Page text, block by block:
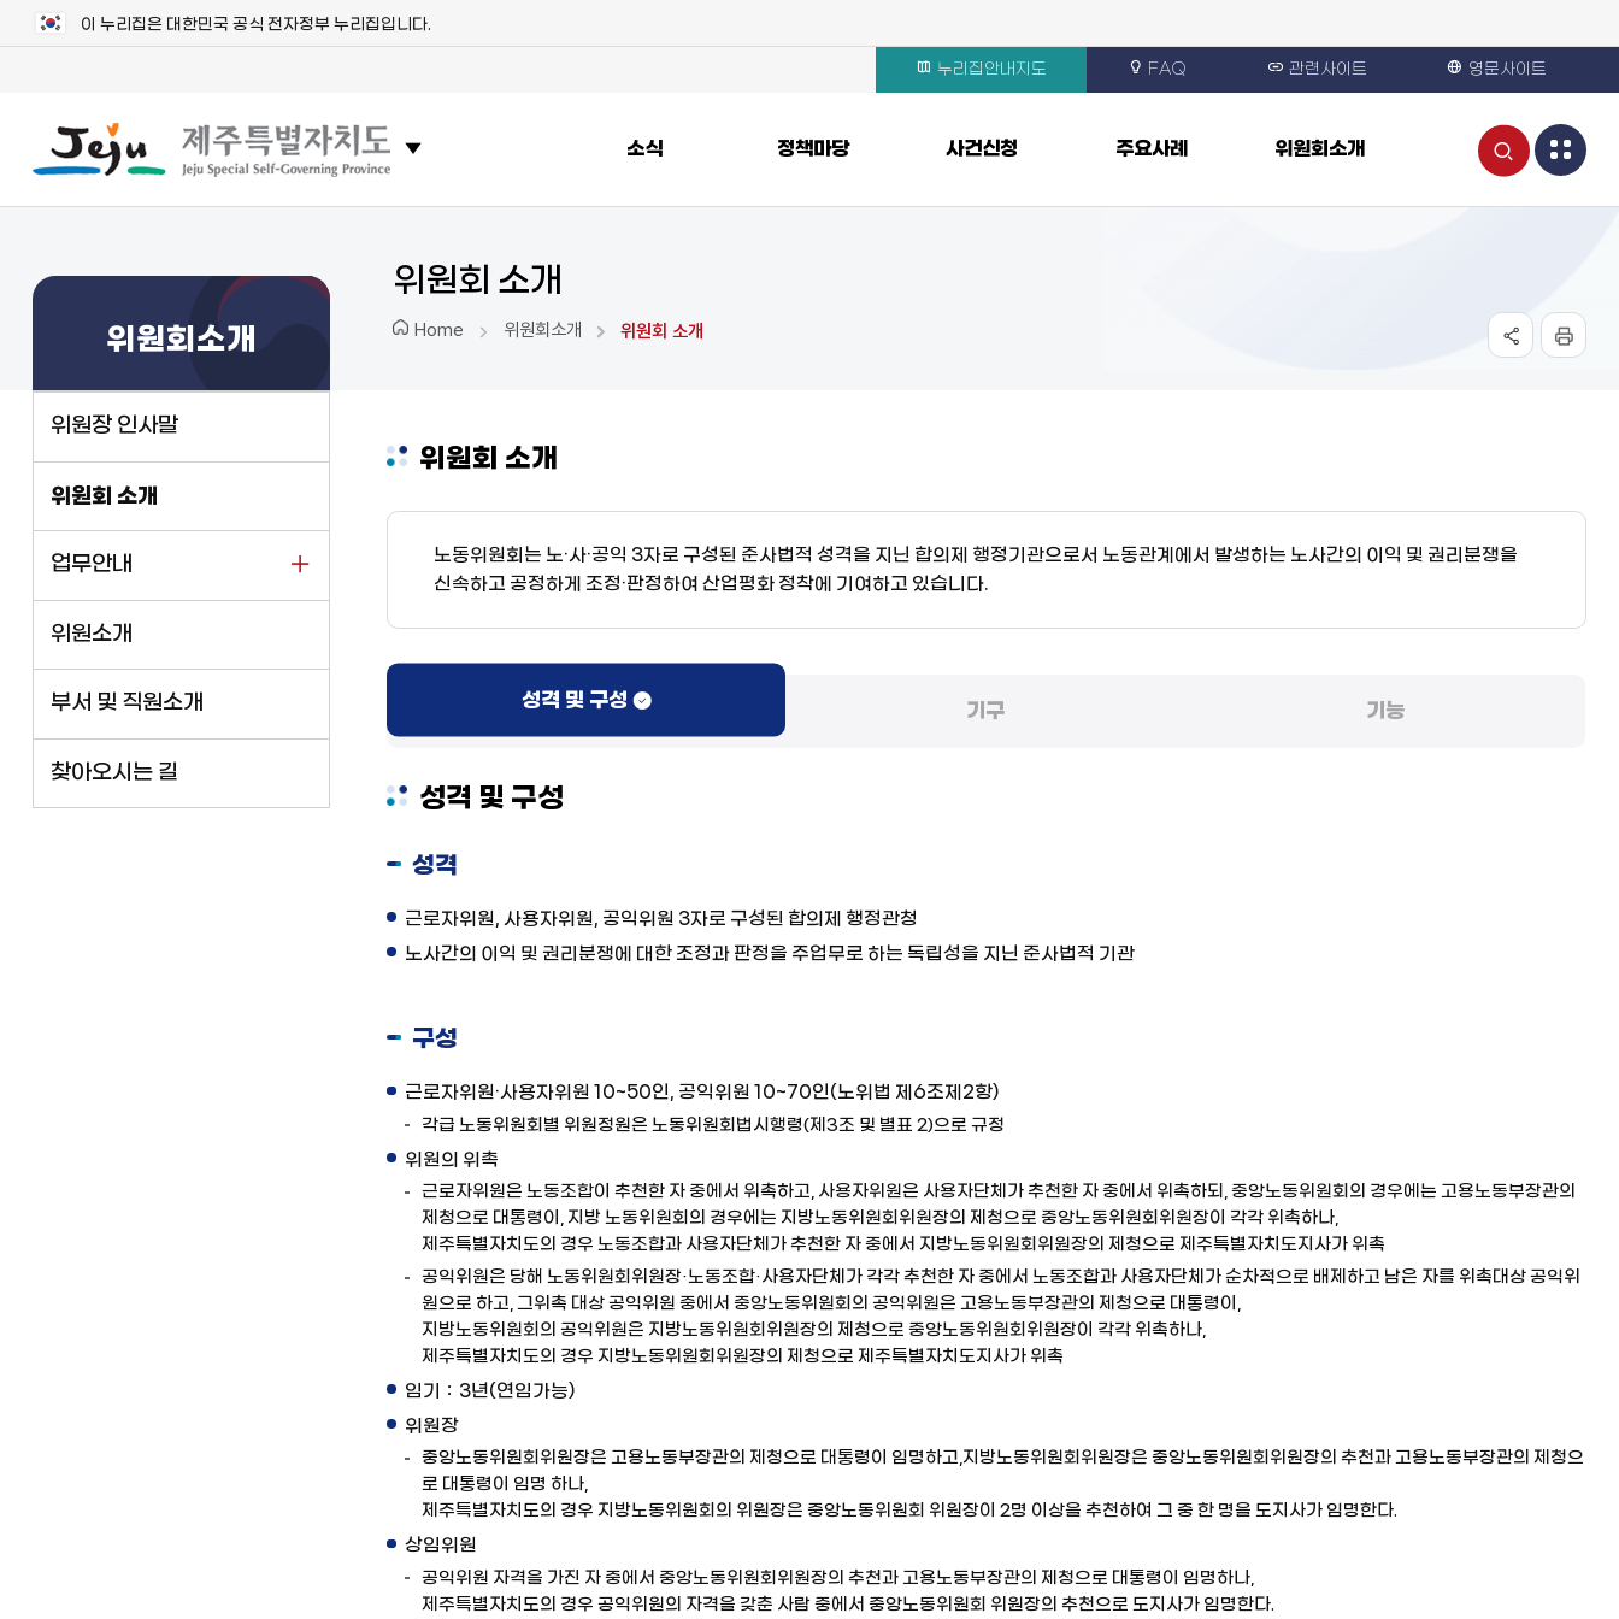
이 누리집은 대한민국 공식 전자정부 누리집입니다.
누리집안내지도 FAQ 관련사이트 영문사이트
관련 사이트 목록 보기 소식 정책마당 사건신청 주요사례 위원회소개
통
합
열
위원회 소개
Home 위원회소개 위원회 소개
위원회소개
위원장 인사말
위원회 소개
업무안내
위원소개
부서 및 직원소개
찾아오시는 길
위원회 소개
노동위원회는 노·사·공익 3자로 구성된 준사법적 성격을 지닌 합의제 행정기관으로서 노동관계에서 발생하는 노사간의 이익 및 권리분쟁을
신속하고 공정하게 조정·판정하여 산업평화 정착에 기여하고 있습니다.
성격 및 구성 기구 기능
성격 및 구성
성격
근로자위원, 사용자위원, 공익위원 3자로 구성된 합의제 행정관청
노사간의 이익 및 권리분쟁에 대한 조정과 판정을 주업무로 하는 독립성을 지닌 준사법적 기관
구성
근로자위원·사용자위원 10~50인, 공익위원 10~70인(노위법 제6조제2항)
각급 노동위원회별 위원정원은 노동위원회법시행령(제3조 및 별표 2)으로 규정
위원의 위촉
근로자위원은 노동조합이 추천한 자 중에서 위촉하고, 사용자위원은 사용자단체가 추천한 자 중에서 위촉하되, 중앙노동위원회의 경우에는 고용노동부장관의
제청으로 대통령이, 지방 노동위원회의 경우에는 지방노동위원회위원장의 제청으로 중앙노동위원회위원장이 각각 위촉하나,
제주특별자치도의 경우 노동조합과 사용자단체가 추천한 자 중에서 지방노동위원회위원장의 제청으로 제주특별자치도지사가 위촉
공익위원은 당해 노동위원회위원장·노동조합·사용자단체가 각각 추천한 자 중에서 노동조합과 사용자단체가 순차적으로 배제하고 남은 자를 위촉대상 공익위
원으로 하고, 그위촉 대상 공익위원 중에서 중앙노동위원회의 공익위원은 고용노동부장관의 제청으로 대통령이,
지방노동위원회의 공익위원은 지방노동위원회위원장의 제청으로 중앙노동위원회위원장이 각각 위촉하나,
제주특별자치도의 경우 지방노동위원회위원장의 제청으로 제주특별자치도지사가 위촉
임기：3년(연임가능)
위원장
중앙노동위원회위원장은 고용노동부장관의 제청으로 대통령이 임명하고,지방노동위원회위원장은 중앙노동위원회위원장의 추천과 고용노동부장관의 제청으
로 대통령이 임명 하나,
제주특별자치도의 경우 지방노동위원회의 위원장은 중앙노동위원회 위원장이 2명 이상을 추천하여 그 중 한 명을 도지사가 임명한다.
상임위원
공익위원 자격을 가진 자 중에서 중앙노동위원회위원장의 추천과 고용노동부장관의 제청으로 대통령이 임명하나,
제주특별자치도의 경우 공익위원의 자격을 갖춘 사람 중에서 중앙노동위원회 위원장의 추천으로 도지사가 임명한다.